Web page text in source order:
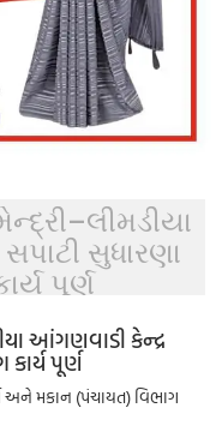
સુધારણા
પૂર્ણ
આંગણવાડી કેન્દ્ર
પૂર્ણ
અને મકાન (પંચાયત) વિભાગ